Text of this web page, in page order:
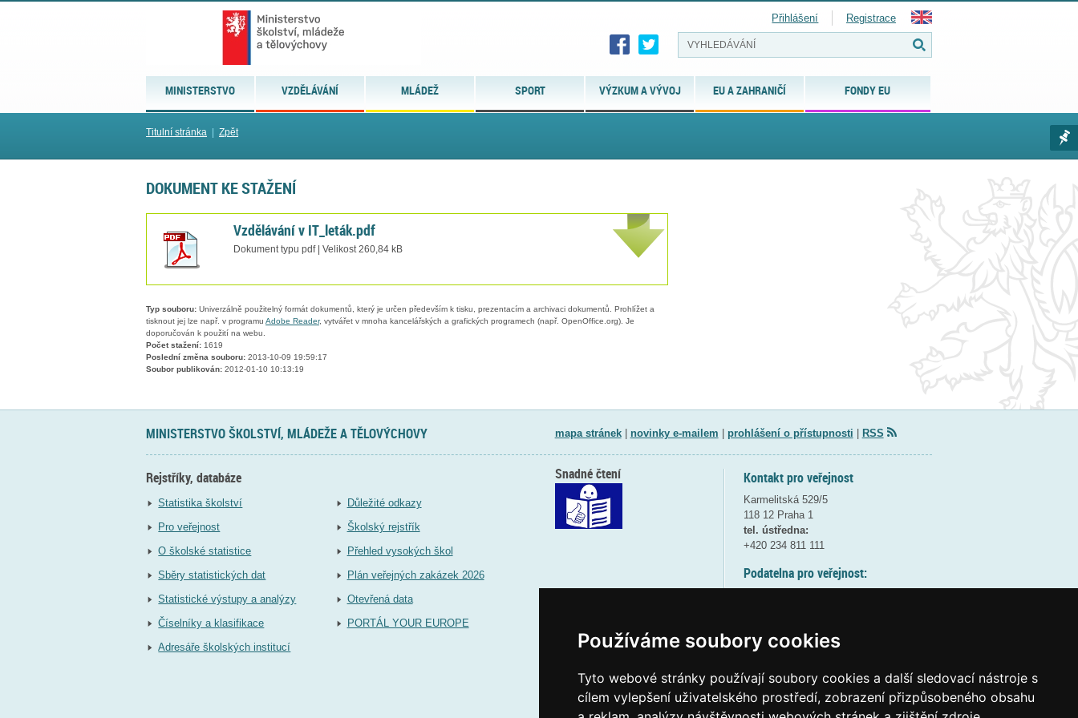
Používáme soubory cookies
Tyto webové stránky používají soubory cookies a další sledovací nástroje s
cílem vylepšení uživatelského prostředí, zobrazení přizpůsobeného obsahu
MINISTERSTVO VZDĚLÁVÁNÍ MLÁDEŽ SPORT VÝZKUM A VÝVOJ EU A ZAHRANIČÍ FONDY EU
Přihlášení Registrace
Titulní stránka Zpět
DOKUMENT KE STAŽENÍ
Vzdělávání v IT_leták.pdf
Dokument typu pdf | Velikost 260,84 kB
Typ souboru: Univerzálně použitelný formát dokumentů, který je určen především k tisku, prezentacím a archivaci dokumentů. Prohlížet a
tisknout jej lze např. v programu Adobe Reader, vytvářet v mnoha kancelářských a grafických programech (např. OpenOffice.org). Je
doporučován k použití na webu.
Počet stažení: 1619
Poslední změna souboru: 2013-10-09 19:59:17
Soubor publikován: 2012-01-10 10:13:19
MINISTERSTVO ŠKOLSTVÍ, MLÁDEŽE A TĚLOVÝCHOVY mapa stránek| novinky e-mailem prohlášení o přístupnosti RSS
Rejstříky, databáze
Statistika školství
Pro veřejnost
O školské statistice
Sběry statistických dat
Statistické výstupy a analýzy
Číselníky a klasifikace
Adresáře školských institucí
Důležité odkazy
Školský rejstřík
Přehled vysokých škol
Plán veřejných zakázek 2026
Otevřená data
PORTÁL YOUR EUROPE
Kontakt pro veřejnost
Karmelitská 529/5
118 12 Praha 1
tel. ústředna:
+420 234 811 111
Podatelna pro veřejnost:
(více informací
Elektronická podatelna:
Snadné čtení